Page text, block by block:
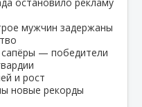
мужчин задержаны
сапёры — победители
и рост
новые рекорды